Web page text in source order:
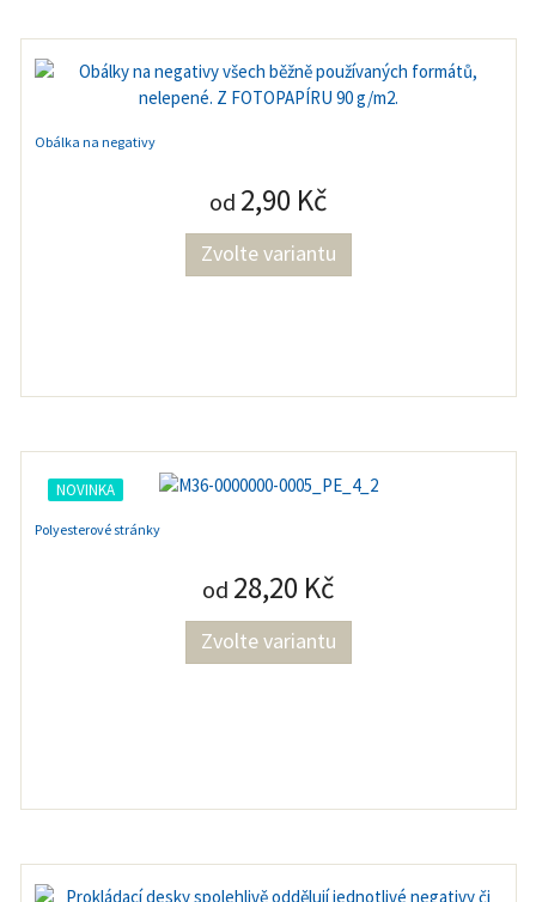
Obálka na negativy
od 2,90 Kč
Zvolte variantu
NOVINKA
Polyesterové stránky
od 28,20 Kč
Zvolte variantu